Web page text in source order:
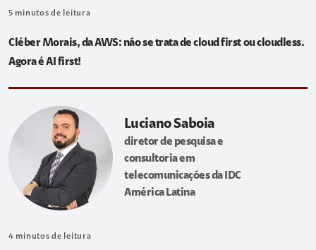
5 minutos de leitura
Cléber Morais, da AWS: não se trata de cloud first ou cloudless.
Agora é AI first!
Luciano Saboia
diretor de pesquisa e
consultoria em
telecomunicações da IDC
América Latina
4 minutos de leitura